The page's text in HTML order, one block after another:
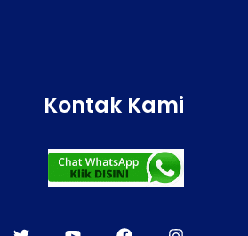
Kontak Kami